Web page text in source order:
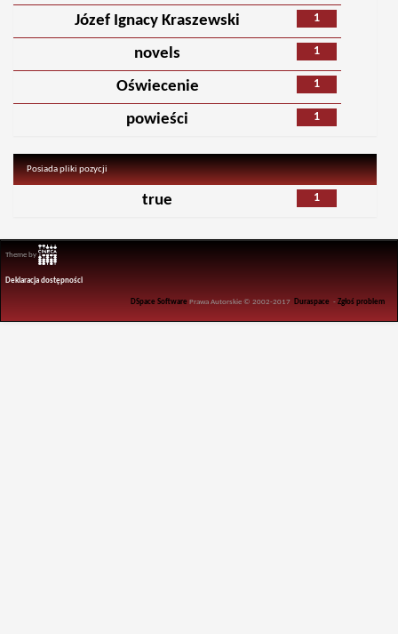
1
Józef Ignacy Kraszewski
1
novels
1
Oświecenie
1
powieści
Posiada pliki pozycji
1
true
Theme by
Deklaracja dostępności
DSpace Software Prawa Autorskie © 2002-2017 Duraspace -Zgłoś problem